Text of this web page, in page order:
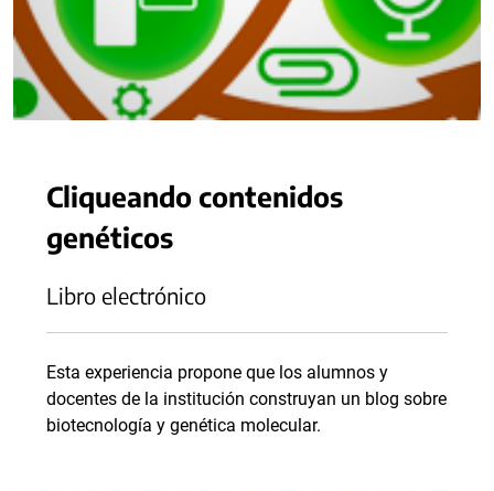
Cliqueando contenidos
genéticos
Libro electrónico
Esta experiencia propone que los alumnos y
docentes de la institución construyan un blog sobre
biotecnología y genética molecular.